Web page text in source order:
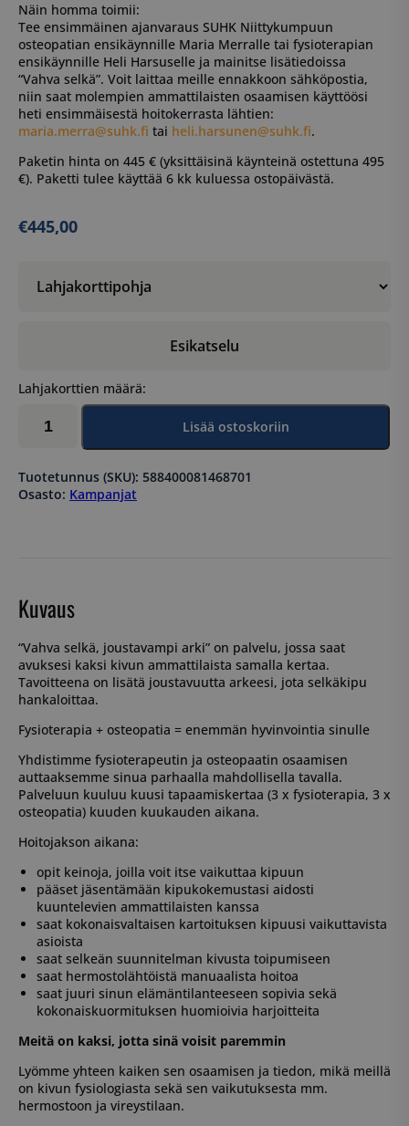
Näin homma toimii:
Tee ensimmäinen ajanvaraus SUHK Niittykumpuun
osteopatian ensikäynnille Maria Merralle tai fysioterapian
ensikäynnille Heli Harsuselle ja mainitse lisätiedoissa
“Vahva selkä”. Voit laittaa meille ennakkoon sähköpostia,
niin saat molempien ammattilaisten osaamisen käyttöösi
heti ensimmäisestä hoitokerrasta lähtien:
maria.merra@suhk.fi tai heli.harsunen@suhk.fi.
Paketin hinta on 445 € (yksittäisinä käynteinä ostettuna 495
€). Paketti tulee käyttää 6 kk kuluessa ostopäivästä.
€445,00
Esikatselu
Lahjakorttien määrä:
selkä,
joustavampi
-
paketti
Lisää ostoskoriin
Tuotetunnus (SKU): 588400081468701
Osasto: Kampanjat
Kuvaus
“Vahva selkä, joustavampi arki” on palvelu, jossa saat
avuksesi kaksi kivun ammattilaista samalla kertaa.
Tavoitteena on lisätä joustavuutta arkeesi, jota selkäkipu
hankaloittaa.
Fysioterapia + osteopatia = enemmän hyvinvointia sinulle
Yhdistimme fysioterapeutin ja osteopaatin osaamisen
auttaaksemme sinua parhaalla mahdollisella tavalla.
Palveluun kuuluu kuusi tapaamiskertaa (3 x fysioterapia, 3 x
osteopatia) kuuden kuukauden aikana.
Hoitojakson aikana:
opit keinoja, joilla voit itse vaikuttaa kipuun
pääset jäsentämään kipukokemustasi aidosti
kuuntelevien ammattilaisten kanssa
saat kokonaisvaltaisen kartoituksen kipuusi vaikuttavista
asioista
saat selkeän suunnitelman kivusta toipumiseen
saat hermostolähtöistä manuaalista hoitoa
saat juuri sinun elämäntilanteeseen sopivia sekä
kokonaiskuormituksen huomioivia harjoitteita
Meitä on kaksi, jotta sinä voisit paremmin
Lyömme yhteen kaiken sen osaamisen ja tiedon, mikä meillä
on kivun fysiologiasta sekä sen vaikutuksesta mm.
hermostoon ja vireystilaan.